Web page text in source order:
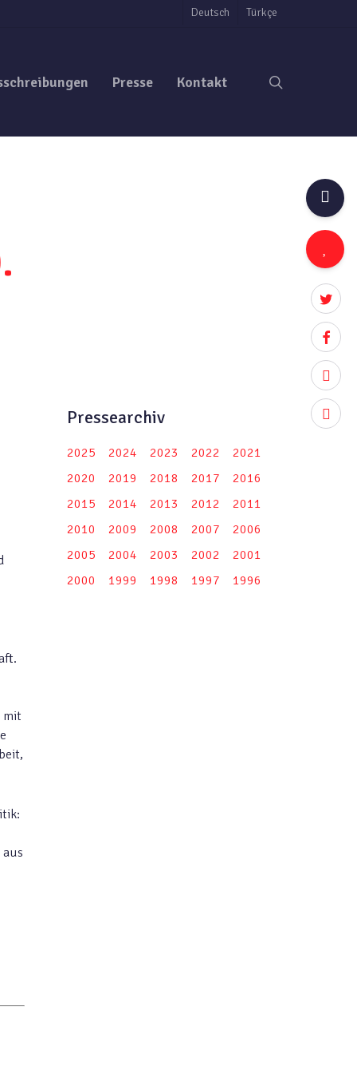
twitter
Deutsch Türkçe
Presse Kontakt
mit
Pressearchiv
2025 2024 2023 2022
2021
2020
2019 2018 2017
2016
2015
2014 2013 2012
2011
2010
2009 2008 2007
2006
2005
2004 2003 2002
2001
2000
1999 1998 1997 1996